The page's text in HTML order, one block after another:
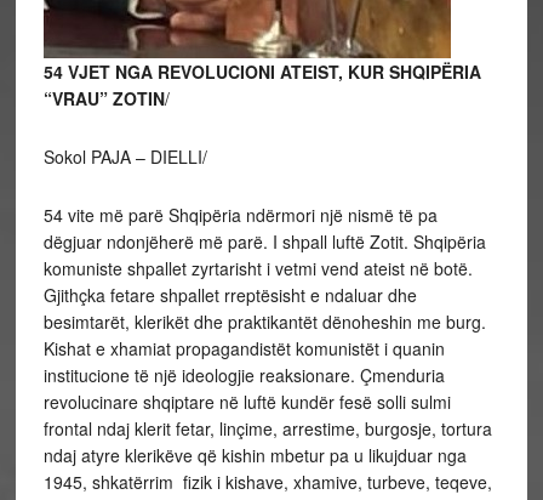
54 VJET NGA REVOLUCIONI ATEIST, KUR SHQIPËRIA
“VRAU” ZOTIN/
Sokol PAJA – DIELLI/
54 vite më parë Shqipëria ndërmori një nismë të pa
dëgjuar ndonjëherë më parë. I shpall luftë Zotit. Shqipëria
komuniste shpallet zyrtarisht i vetmi vend ateist në botë.
Gjithçka fetare shpallet rreptësisht e ndaluar dhe
besimtarët, klerikët dhe praktikantët dënoheshin me burg.
Kishat e xhamiat propagandistët komunistët i quanin
institucione të një ideologjie reaksionare. Çmenduria
revolucinare shqiptare në luftë kundër fesë solli sulmi
frontal ndaj klerit fetar, linçime, arrestime, burgosje, tortura
ndaj atyre klerikëve që kishin mbetur pa u likujduar nga
1945, shkatërrim fizik i kishave, xhamive, turbeve, teqeve,